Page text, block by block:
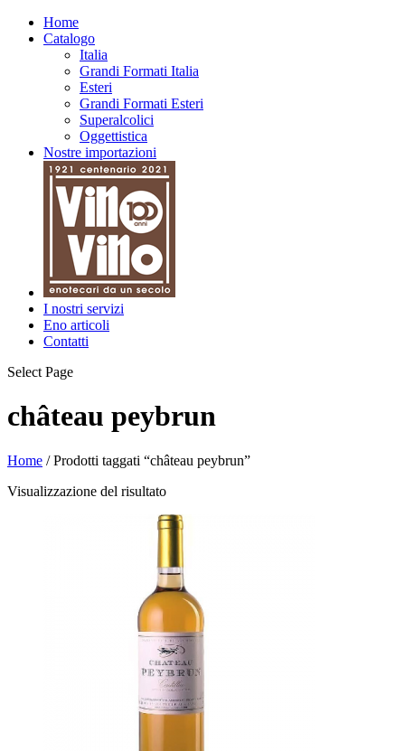
Home
Catalogo
Italia
Grandi Formati Italia
Esteri
Grandi Formati Esteri
Superalcolici
Oggettistica
Nostre importazioni
I nostri servizi
Eno articoli
Contatti
Select Page
château peybrun
Home / Prodotti taggati “château peybrun”
Visualizzazione del risultato